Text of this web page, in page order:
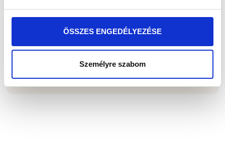
ÖSSZES ENGEDÉLYEZÉSE
Személyre szabom
Linkedin